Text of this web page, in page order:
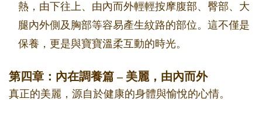
熱，由下往上、由內而外輕輕按摩腹部、臀部、大
腿內外側及胸部等容易產生紋路的部位。這不僅是
保養，更是與寶寶溫柔互動的時光。
第四章：內在調養篇 – 美麗，由內而外
真正的美麗，源自於健康的身體與愉悅的心情。